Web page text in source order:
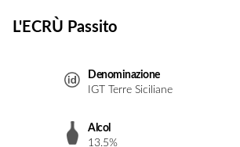
L'ECRÙ Passito
Denominazione
IGT Terre Siciliane
Alcol
13.5%